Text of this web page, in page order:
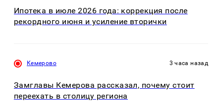
Ипотека в июле 2026 года: коррекция после
рекордного июня и усиление вторички
Кемерово 3 часа назад
Замглавы Кемерова рассказал, почему стоит
переехать в столицу региона